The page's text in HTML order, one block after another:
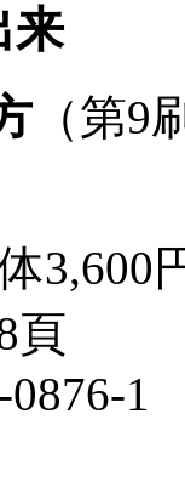
来
（第9
3,600
頁
1